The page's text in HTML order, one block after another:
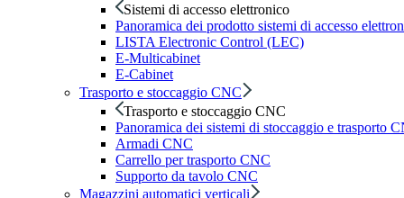
Sistemi di accesso elettronico
Panoramica dei prodotto sistemi di accesso
LISTA Electronic Control (LEC)
E-Multicabinet
E-Cabinet
Trasporto e stoccaggio CNC
Trasporto e stoccaggio CNC
Panoramica dei sistemi di stoccaggio e trasporto
Armadi CNC
Carrello per trasporto CNC
Supporto da tavolo CNC
Magazzini automatici verticali